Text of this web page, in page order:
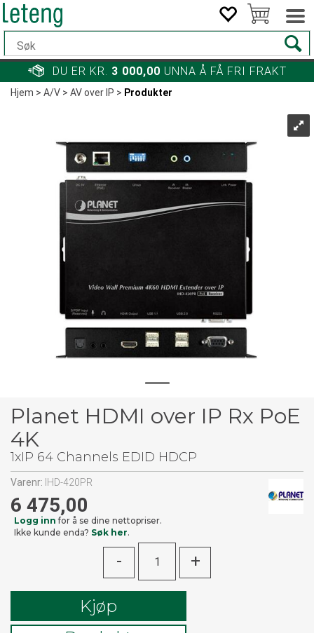
DU ER KR. 3 000,00 UNNA Å FÅ FRI FRAKT
Hjem>A/V>AV over IP> Produkter
Planet HDMI over IP Rx PoE
4K
1xIP 64 Channels EDID HDCP
Varenr: IHD-420PR
6 475,00
Logg inn for å se dine nettopriser.
Ikke kunde enda? Søk her.
- +
Kjøp